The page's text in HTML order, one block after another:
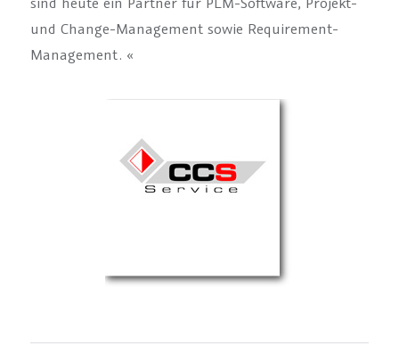
und Change-Management sowie Requirement-
Management. «